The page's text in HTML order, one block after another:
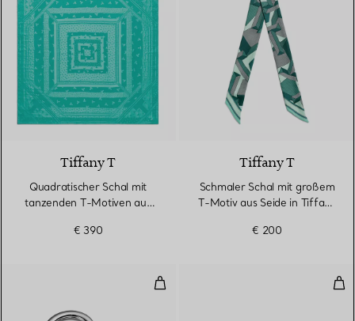
3 Farben
Tiffany T
Quadratischer Schal mit
tanzenden T-Motiven aus
Blue®
€ 390
Tiffany T
Schmaler Schal mit großem
T-Motiv aus Seide in Tiffany
€ 200
Schlüsselanhänger mit